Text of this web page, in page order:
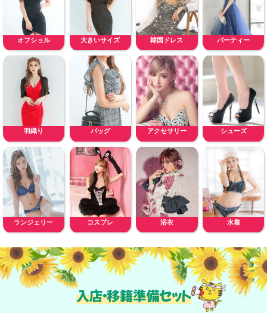
オフショル 大きいサイズ 韓国ドレス パーティー
羽織り バッグ アクセサリー シューズ
ランジェリー コスプレ 浴衣 水着
入店・移籍準備セット